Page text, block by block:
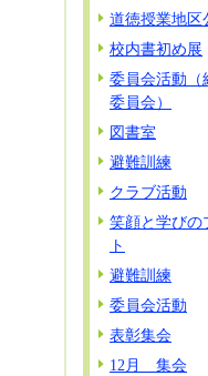
道徳授業地区
校内書初め展
委員会活動（
委員会）
図書室
避難訓練
クラブ活動
笑顔と学びの
ト
避難訓練
委員会活動
表彰集会
12月 集会